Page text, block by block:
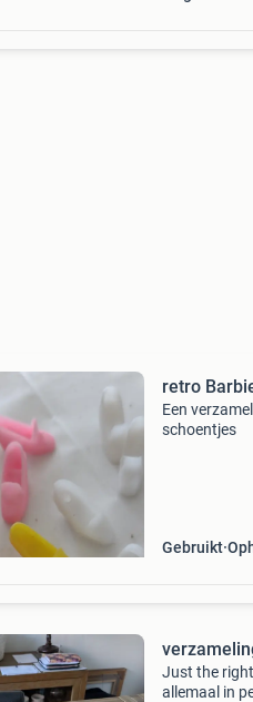
retro
Een
schoentjes
Gebruikt
Just the
allemaal in